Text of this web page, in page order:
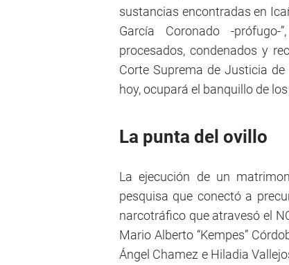
sustancias encontradas en
García Coronado -
procesados, condenados y
Corte Suprema de Justicia
hoy, ocupará el banquillo de
La punta del ovillo
La ejecución de un
pesquisa que conectó a
narcotráfico que atravesó el
Mario Alberto “Kempes”
Ángel Chamez e Hiladia